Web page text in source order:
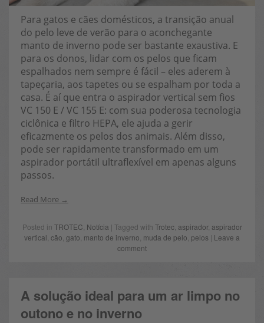
Para gatos e cães domésticos, a transição anual
do pelo leve de verão para o aconchegante
manto de inverno pode ser bastante exaustiva. E
para os donos, lidar com os pelos que ficam
espalhados nem sempre é fácil – eles aderem à
tapeçaria, aos tapetes ou se espalham por toda a
casa. É aí que entra o aspirador vertical sem fios
VC 150 E / VC 155 E: com sua poderosa tecnologia
ciclônica e filtro HEPA, ele ajuda a gerir
eficazmente os pelos dos animais. Além disso,
pode ser rapidamente transformado em um
aspirador portátil ultraflexível em apenas alguns
passos.
Read More
Posted in TROTEC Notícia | Tagged with Trotec, aspirador, aspirador
vertical cão gato manto de inverno muda de pelo pelos | Leave a
comment
A solução ideal para um ar limpo no
outono e no inverno